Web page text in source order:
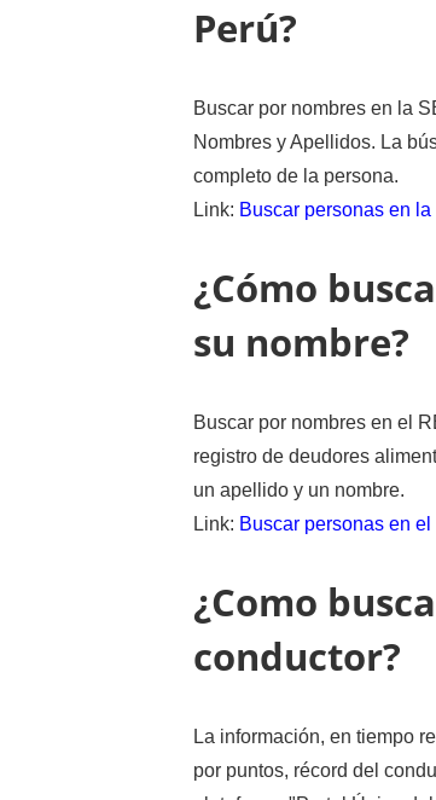
Perú?
Buscar por nombres en la
Nombres y Apellidos. La
completo de la persona.
Link: Buscar personas en la
¿Cómo
su nombre?
Buscar por nombres en el
registro de deudores
un apellido y un nombre.
Link: Buscar personas en el
¿Como
conductor?
La información, en tiempo
por puntos, récord del